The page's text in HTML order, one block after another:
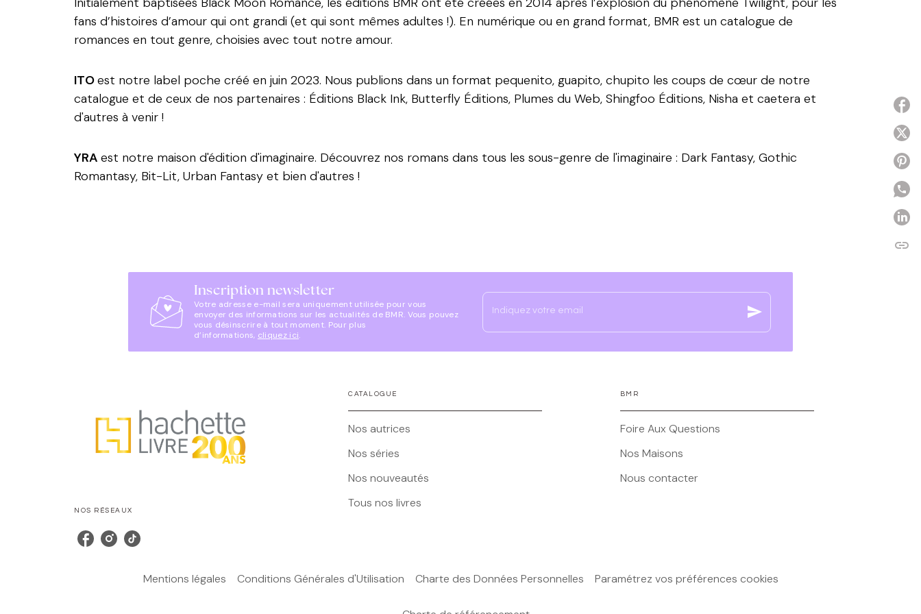
fans d’histoires d’amour qui ont grandi (et qui sont mêmes adultes !). En numérique ou en grand format, BMR est un catalogue de
romances en tout genre, choisies avec tout notre amour.
ITOest notre label poche créé en juin 2023. Nous publions dans un format pequenito, guapito, chupito les coups de cœur de notre
catalogue et de ceux de nos partenaires : Éditions Black Ink, Butterfly Éditions, Plumes du Web, Shingfoo Éditions, Nisha et caetera et
d'autres à venir !
YRA est notre maison d'édition d'imaginaire. Découvrez nos romans dans tous les sous-genre de l'imaginaire : Dark Fantasy, Gothic
Romantasy, Bit-Lit, Urban Fantasy et bien d'autres !
link
Inscription newsletter
Votre adresse e-mail sera uniquement utilisée pour vous
envoyer des informations sur les actualités de BMR. Vous pouvez
vous désinscrire à tout moment. Pour plus
d’informations, cliquez ici.
Indiquez votre email send
NOS RÉSEAUX
CATALOGUE
Nos autrices
Nos séries
Nos nouveautés
Tous nos livres
BMR
Foire Aux Questions
Nos Maisons
Nous contacter
Mentions légales Conditions Générales d'Utilisation Charte des Données Personnelles Paramétrez vos préférences cookies